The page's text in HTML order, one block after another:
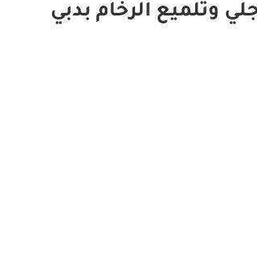
وتلميع الرخام بدبي